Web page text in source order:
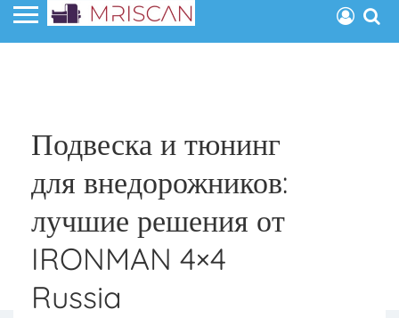
Подвеска и тюнинг
для внедорожников:
лучшие решения от
IRONMAN 4×4
Russia